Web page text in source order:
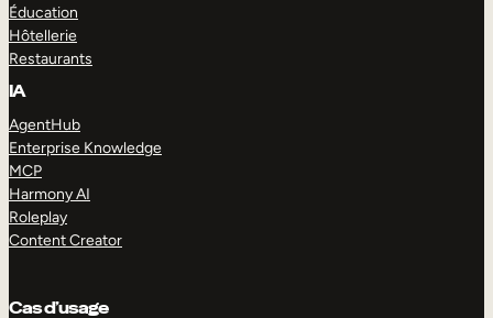
Éducation
Hôtellerie
Restaurants
IA
AgentHub
Enterprise Knowledge
MCP
Harmony AI
Roleplay
Content Creator
Cas d’usage